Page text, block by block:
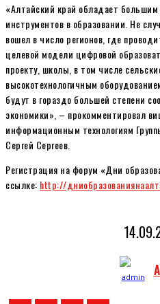
«Алтайский край обладает
инструментов в образовании. Не
вошел в число регионов, где
целевой модели цифровой
проекту, школы, в том числе
высокотехнологичным
будут в гораздо большей степени
экономики», – прокомментировал
информационным технологиям
Сергей Сергеев.
Регистрация на форум «Дни
ссылке: http://